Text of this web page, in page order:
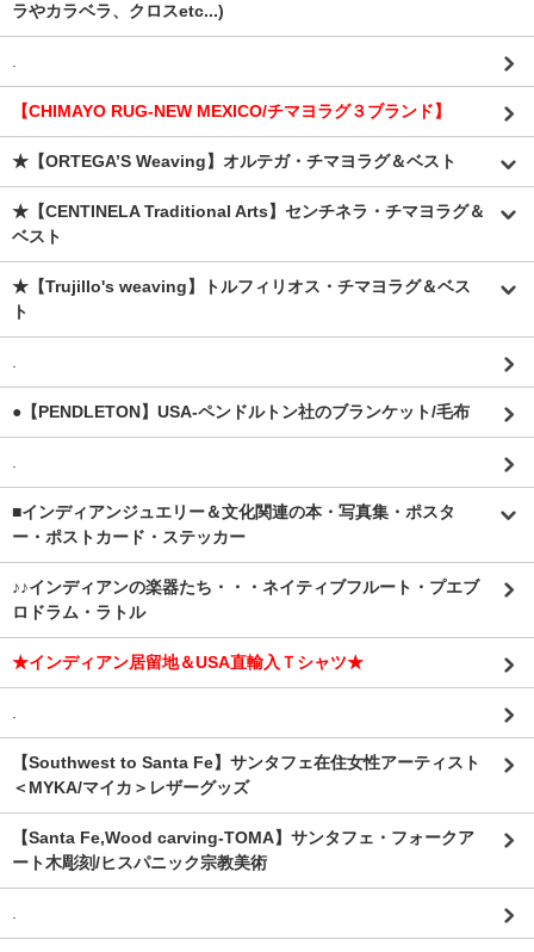
ラやカラベラ、クロスetc...)
【CHIMAYO RUG-NEW MEXICO/チマヨラグ３ブランド】
★【ORTEGA’S Weaving】オルテガ・チマヨラグ＆ベスト
★【CENTINELA Traditional Arts】センチネラ・チマヨラグ＆
ベスト
★【Trujillo's weaving】トルフィリオス・チマヨラグ＆ベス
ト
●【PENDLETON】USA-ペンドルトン社のブランケット/毛布
■インディアンジュエリー＆文化関連の本・写真集・ポスタ
ー・ポストカード・ステッカー
♪♪インディアンの楽器たち・・・ネイティブフルート・プエブ
ロドラム・ラトル
★インディアン居留地＆USA直輸入Ｔシャツ★
【Southwest to Santa Fe】サンタフェ在住女性アーティスト
＜MYKA/マイカ＞レザーグッズ
【Santa Fe,Wood carving-TOMA】サンタフェ・フォークア
ート木彫刻/ヒスパニック宗教美術